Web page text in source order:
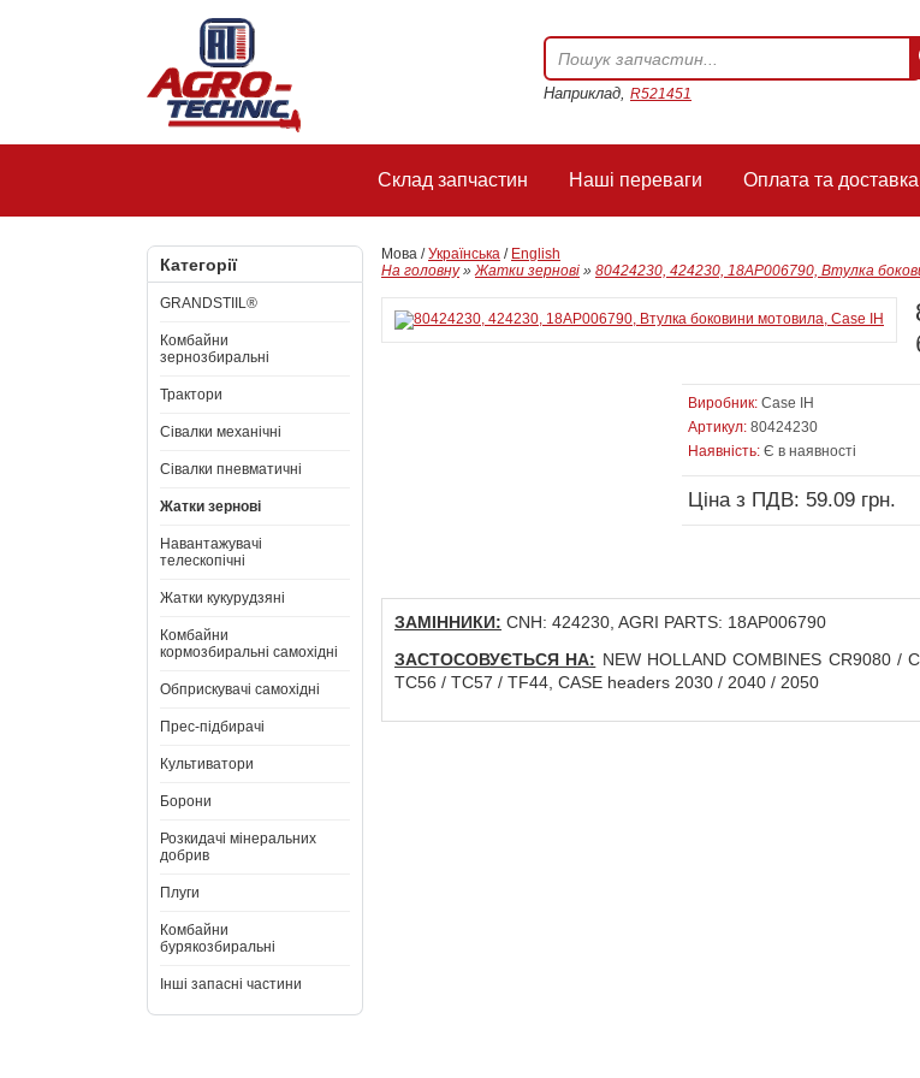
Наприклад, R521451
Склад запчастин Наші переваги Оплата та доставка
Категорії
GRANDSTIIL®
Комбайни
зернозбиральні
Трактори
Сівалки механічні
Сівалки пневматичні
Жатки зернові
Навантажувачі
телескопічні
Жатки кукурудзяні
Комбайни
кормозбиральні самохідні
Обприскувачі самохідні
Прес-підбирачі
Культиватори
Борони
Розкидачі мінеральних
добрив
Плуги
Комбайни
бурякозбиральні
Інші запасні частини
Мова /Українська / English
На головну»Жатки зернові » 80424230, 424230, 18AP006790, Втулка
Виробник: Case IH
Артикул: 80424230
Наявність: Є в наявності
Ціна з ПДВ: 59.09 грн.
ЗАМІННИКИ: CNH: 424230, AGRI PARTS: 18AP006790
ЗАСТОСОВУЄТЬСЯ НА: NEW HOLLAND COMBINES CR9080 /
TC56 / TC57 / TF44, CASE headers 2030 / 2040 / 2050